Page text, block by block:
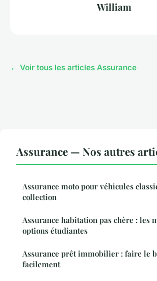
William
← Voir tous les articles Assurance
Assurance — Nos autres
Assurance moto pour véhicules
collection
Assurance habitation pas chère : les
options étudiantes
Assurance prêt immobilier : faire le
facilement